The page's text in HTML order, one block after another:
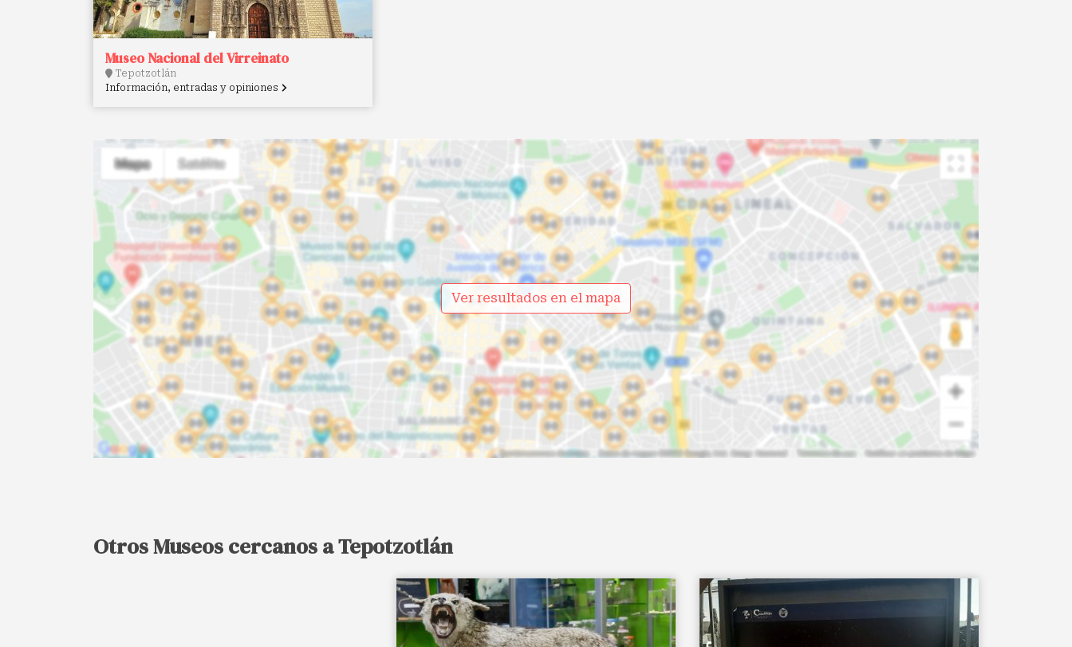
Museo Nacional del Virreinato
Tepotzotlán
Información, entradas y opiniones
Ver resultados en el mapa
Otros Museos cercanos a Tepotzotlán